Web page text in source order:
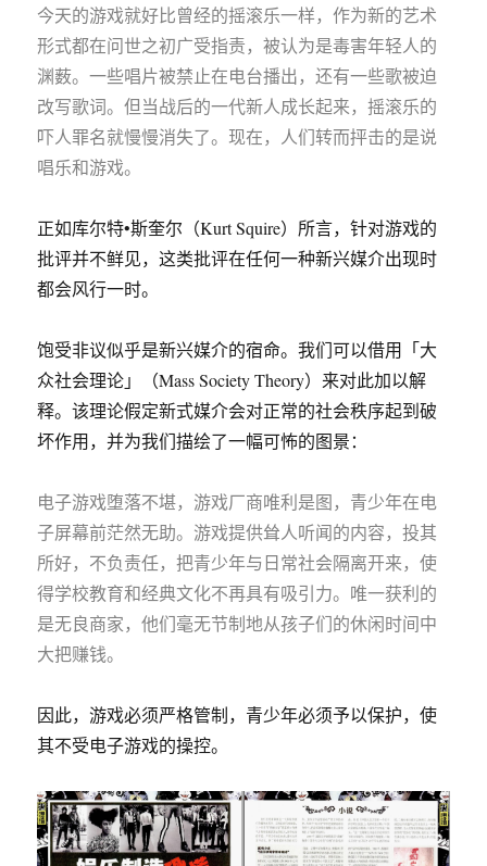
今天的游戏就好比曾经的摇滚乐一样，作为新的艺术
形式都在问世之初广受指责，被认为是毒害年轻人的
渊薮。一些唱片被禁止在电台播出，还有一些歌被迫
改写歌词。但当战后的一代新人成长起来，摇滚乐的
吓人罪名就慢慢消失了。现在，人们转而抨击的是说
唱乐和游戏。
正如库尔特•斯奎尔（Kurt Squire）所言，针对游戏的
批评并不鲜见，这类批评在任何一种新兴媒介出现时
都会风行一时。
饱受非议似乎是新兴媒介的宿命。我们可以借用「大
众社会理论」（Mass Society Theory）来对此加以解
释。该理论假定新式媒介会对正常的社会秩序起到破
坏作用，并为我们描绘了一幅可怖的图景：
电子游戏堕落不堪，游戏厂商唯利是图，青少年在电
子屏幕前茫然无助。游戏提供耸人听闻的内容，投其
所好，不负责任，把青少年与日常社会隔离开来，使
得学校教育和经典文化不再具有吸引力。唯一获利的
是无良商家，他们毫无节制地从孩子们的休闲时间中
大把赚钱。
因此，游戏必须严格管制，青少年必须予以保护，使
其不受电子游戏的操控。